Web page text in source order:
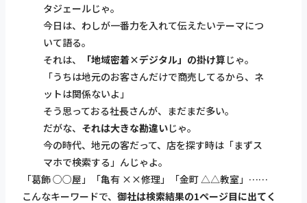
タジェールじゃ。
今日は、わしが一番力を入れて伝えたいテーマにつ
いて語る。
それは、
「地域密着×デジタル」の掛け算 じゃ。
「うちは地元のお客さんだけで商売してるから、ネ
ットは関係ないよ」
そう思っておる社長さんが、まだまだ多い。
だがな、 それは大きな勘違いじゃ。
今の時代、地元の客だって、店を探す時は「まずス
マホで検索する」んじゃよ。
「葛飾 ○○屋」「亀有 ××修理」「金町 △△教室」……
こんなキーワードで、 御社は検索結果の1ページ目に出てく